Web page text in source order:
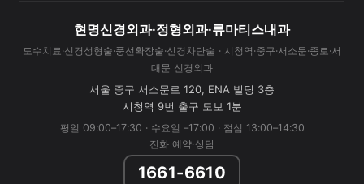
현명신경외과·정형외과·류마티스내과
도수치료·신경성형술·풍선확장술·신경차단술 · 시청역·중구·서소문·종로·서
대문 신경외과
서울 중구 서소문로 120, ENA 빌딩 3층
시청역 9번 출구 도보 1분
평일 09:00–17:30 · 수요일 –17:00 · 점심 13:00–14:30
전화 예약·상담
1661-6610